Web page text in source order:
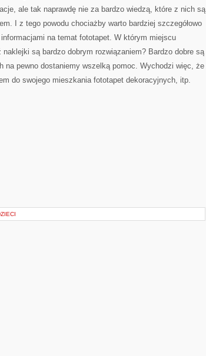
ale tak naprawdę nie za bardzo wiedzą, które z nich są
I z tego powodu chociażby warto bardziej szczegółowo
na temat fototapet. W którym miejscu
są bardzo dobrym rozwiązaniem? Bardzo dobre są
na pewno dostaniemy wszelką pomoc. Wychodzi więc, że
do swojego mieszkania fototapet dekoracyjnych, itp.